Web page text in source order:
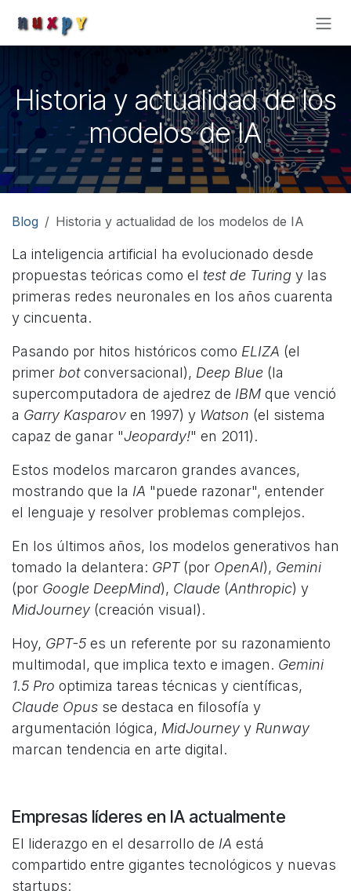
Historia y actualidad de los
modelos de IA
Blog Historia y actualidad de los modelos de IA
La inteligencia artificial ha evolucionado desde
propuestas teóricas como el test de Turing y las
primeras redes neuronales en los años cuarenta
y cincuenta.
Pasando por hitos históricos como ELIZA (el
primer botconversacional), Deep Blue (la
supercomputadora de ajedrez de IBM que venció
a Garry Kasparov en 1997) y Watson (el sistema
capaz de ganar "Jeopardy!" en 2011).
Estos modelos marcaron grandes avances,
mostrando que la IA "puede razonar", entender
el lenguaje y resolver problemas complejos.​
En los últimos años, los modelos generativos han
tomado la delantera: GPT(por OpenAI), Gemini
(por Google DeepMind), Claude (Anthropic) y
MidJourney (creación visual).
Hoy, GPT-5 es un referente por su razonamiento
multimodal, que implica texto e imagen. Gemini
1.5 Pro optimiza tareas técnicas y científicas,
Claude Opus se destaca en filosofía y
argumentación lógica, MidJourney y Runway
marcan tendencia en arte digital.​
Empresas líderes en IA actualmente
El liderazgo en el desarrollo de IA está
compartido entre gigantes tecnológicos y nuevas
startups: